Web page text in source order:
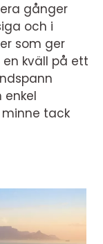
gånger
och i
som ger
kväll på ett
enkel
tack